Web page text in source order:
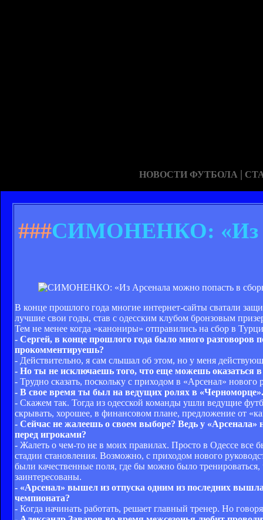
НОВОСТИ ФУТБОЛА |
###СИМОНЕНКО: «Из
В конце прошлого года многие интернет-сайты сватали
лучшие свои годы, став с одесским клубом бронзовым
Тем не менее когда «канониры» отправились на сбор в
- Сергей, в конце прошлого года было много разговоров
прокомментируешь?
- Действительно, я сам слышал об этом, но у меня
- Но ты не исключаешь того, что еще можешь оказаться в
- Трудно сказать, поскольку с приходом в «Арсенал»
- В свое время ты был на ведущих ролях в
- Скажем так. Тогда из одесской команды ушли ведущие
скрывать, хорошее, в финансовом плане, предложение от
- Сейчас не жалеешь о своем выборе? Ведь у «Арсенала»
перед игроками?
- Жалеть о чем-то не в моих правилах. Просто в Одессе все
стадии становления. Возможно, с приходом нового
были качественные поля, где бы можно было
заинтересованы.
- «Арсенал» вышел из отпуска одним из последних
чемпионата?
- Когда начинать работать, решает главный тренер. Но